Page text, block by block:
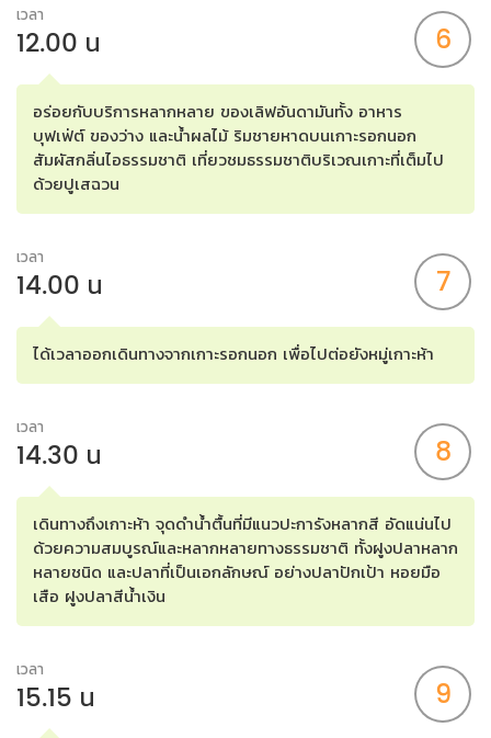
เวลา
12.00 น 6
อร่อยกับบริการหลากหลาย ของเลิฟอันดามันทั้ง อาหาร
บุฟเฟ่ต์ ของว่าง และน้ำผลไม้ ริมชายหาดบนเกาะรอกนอก
สัมผัสกลิ่นไอธรรมชาติ เที่ยวชมธรรมชาติบริเวณเกาะที่เต็มไป
ด้วยปูเสฉวน
เวลา
14.00 น 7
ได้เวลาออกเดินทางจากเกาะรอกนอก เพื่อไปต่อยังหมู่เกาะห้า
เวลา
14.30 น 8
เดินทางถึงเกาะห้า จุดดำน้ำตื้นที่มีแนวปะการังหลากสี อัดแน่นไป
ด้วยความสมบูรณ์และหลากหลายทางธรรมชาติ ทั้งฝูงปลาหลาก
หลายชนิด และปลาที่เป็นเอกลักษณ์ อย่างปลาปักเป้า หอยมือ
เสือ ฝูงปลาสีน้ำเงิน
เวลา
15.15 น 9